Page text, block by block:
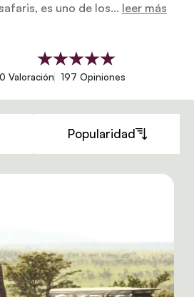
es uno de los... leer más
Valoración 197 Opiniones
Popularidad